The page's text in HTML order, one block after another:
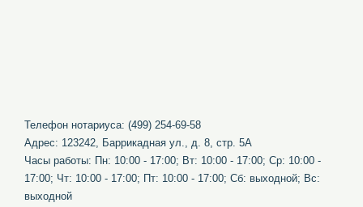
Телефон нотариуса: (499) 254-69-58
Адрес: 123242, Баррикадная ул., д. 8, стр. 5А
Часы работы: Пн: 10:00 - 17:00; Вт: 10:00 - 17:00; Ср: 10:00 -
17:00; Чт: 10:00 - 17:00; Пт: 10:00 - 17:00; Сб: выходной; Вс:
выходной